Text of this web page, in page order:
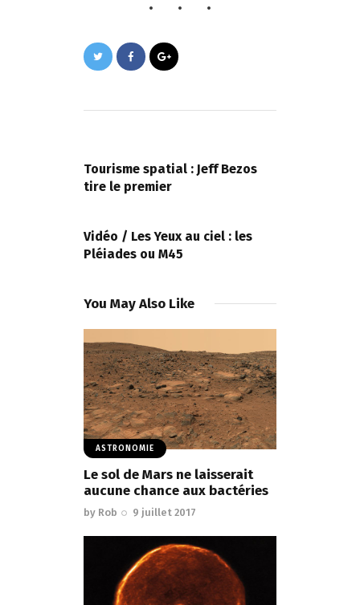
l’article
Tourisme spatial : Jeff Bezos
tire le premier
Vidéo / Les Yeux au ciel : les
Pléiades ou M45
You May Also Like
ASTRONOMIE
Le sol de Mars ne laisserait
aucune chance aux bactéries
by Rob 9 juillet 2017